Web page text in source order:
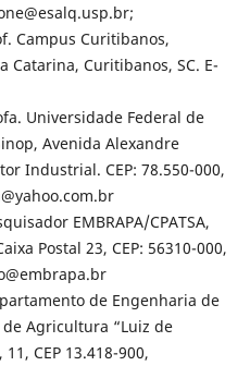
Campus Curitibanos,
Catarina, Curitibanos, SC. E-
Universidade Federal de
Avenida Alexandre
Industrial. CEP: 78.550-000,
EMBRAPA/CPATSA,
Postal 23, CEP: 56310-000,
de Engenharia de
Agricultura “Luiz de
CEP 13.418-900,